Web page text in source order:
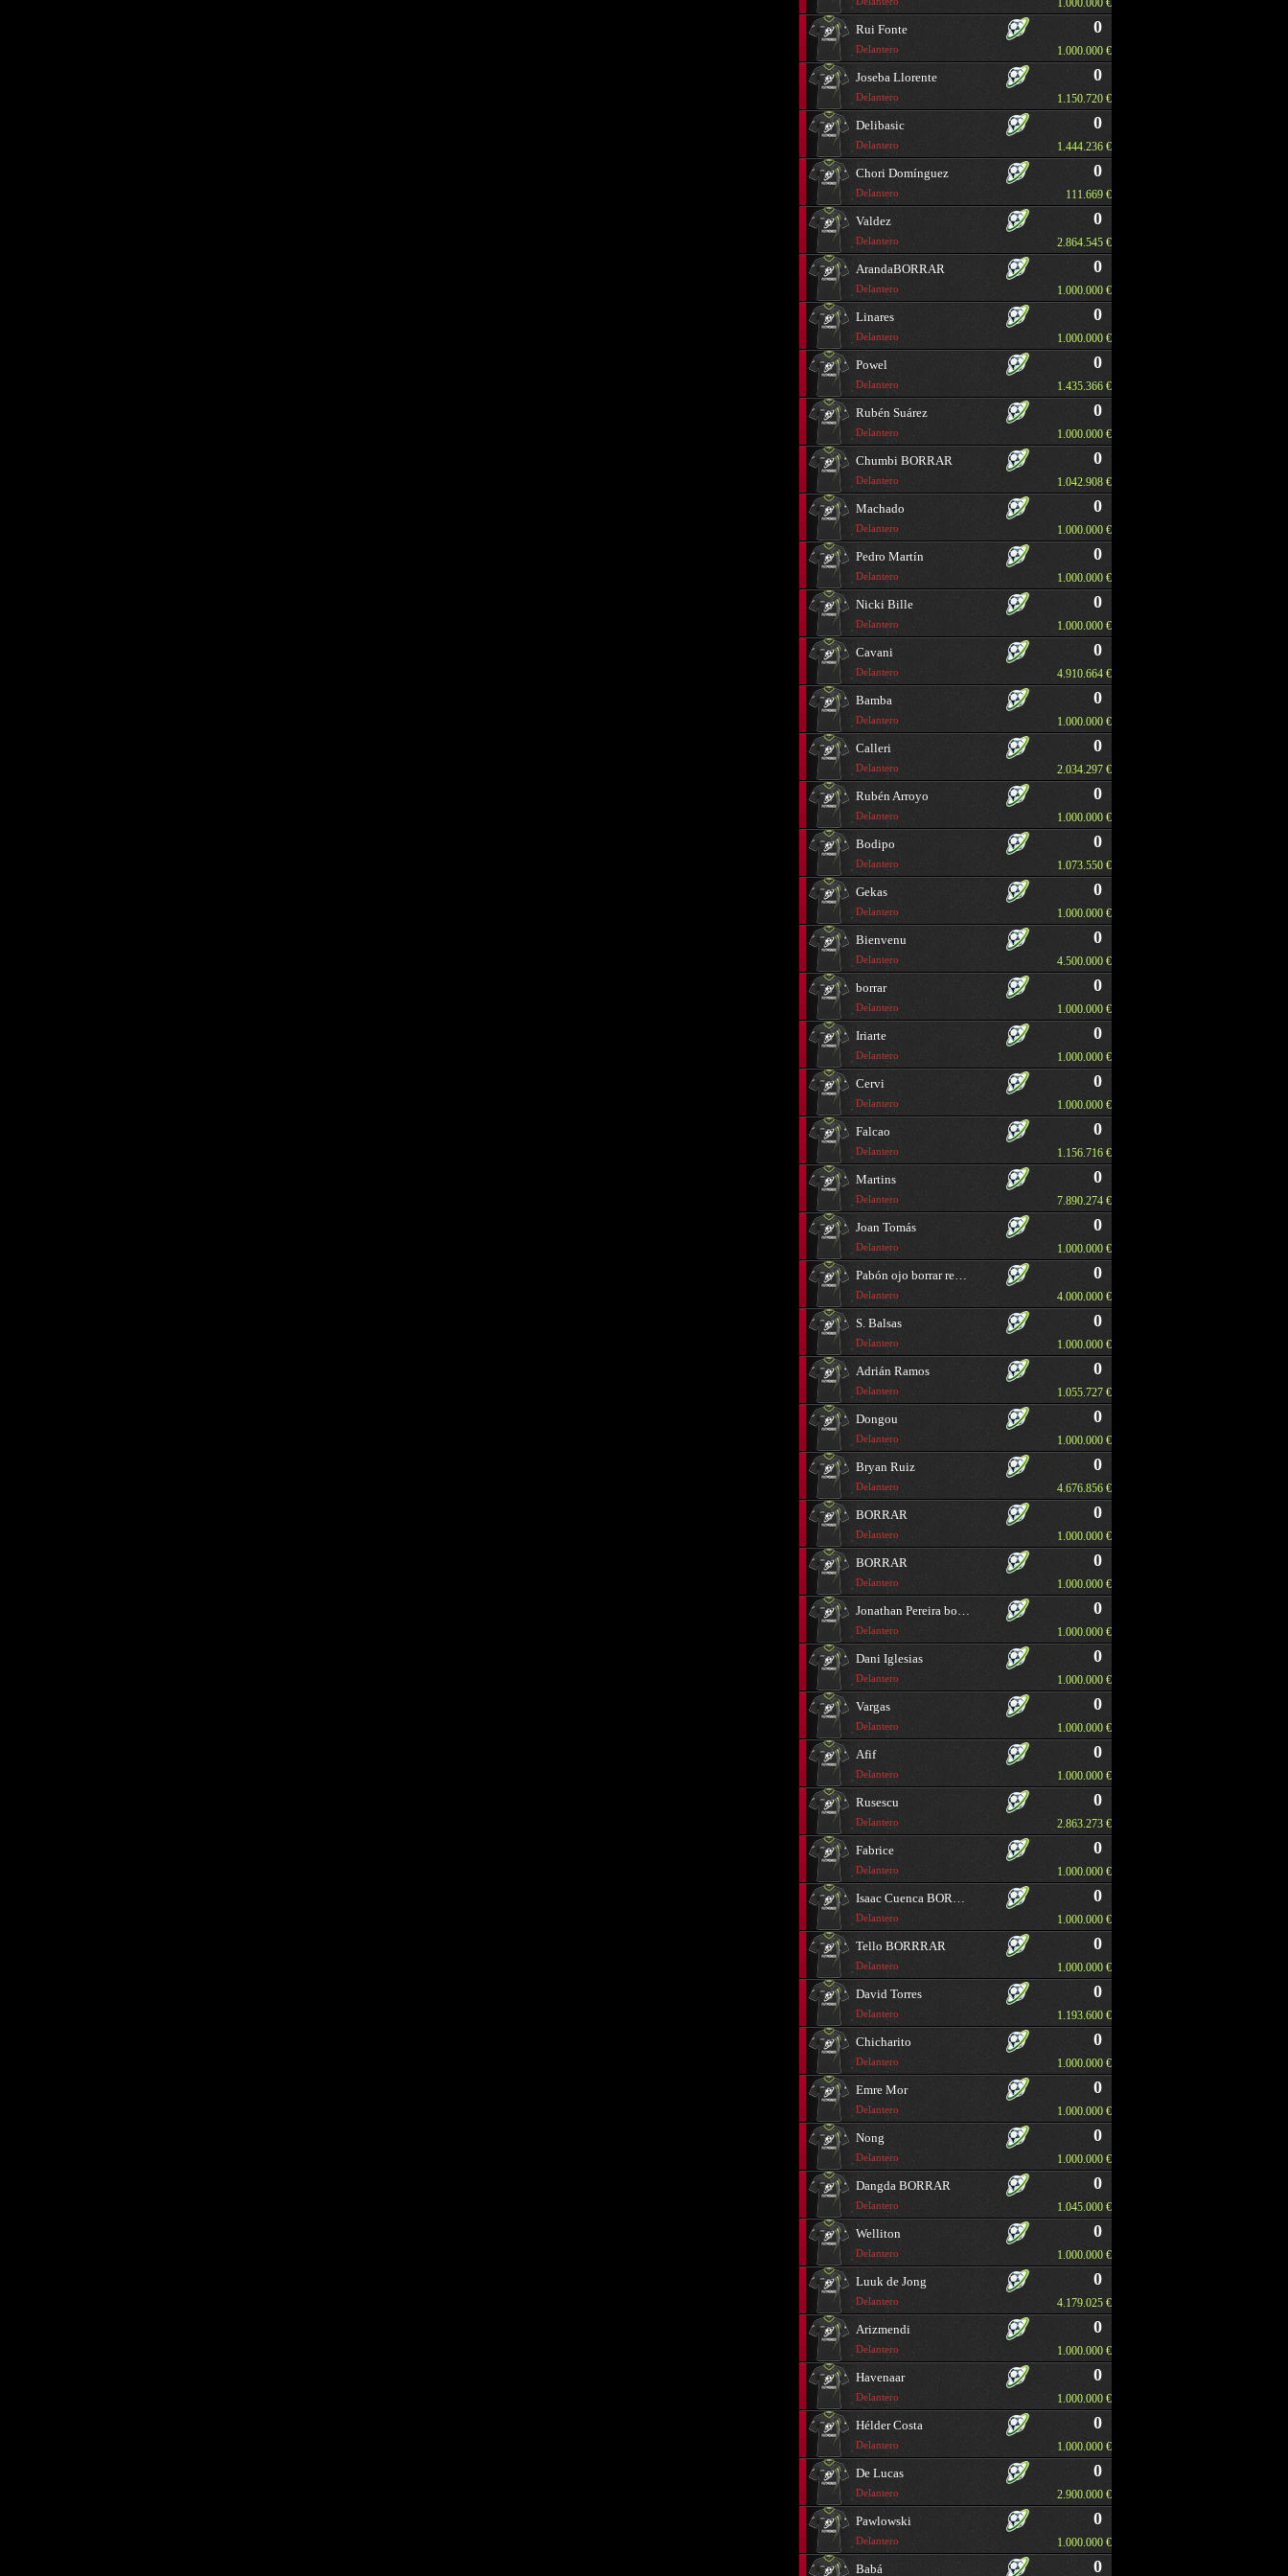
1.000.000 €
Rui Fonte
Delantero
0
1.000.000 €
Joseba Llorente
Delantero
0
1.150.720 €
Delibasic
Delantero
0
1.444.236 €
Chori Domínguez
Delantero
0
111.669 €
Valdez
Delantero
0
2.864.545 €
ArandaBORRAR
Delantero
0
1.000.000 €
Linares
Delantero
0
1.000.000 €
Powel
Delantero
0
1.435.366 €
Rubén Suárez
Delantero
0
1.000.000 €
Chumbi BORRAR
Delantero
0
1.042.908 €
Machado
Delantero
0
1.000.000 €
Pedro Martín
Delantero
0
1.000.000 €
Nicki Bille
Delantero
0
1.000.000 €
Cavani
Delantero
0
4.910.664 €
Bamba
Delantero
0
1.000.000 €
Calleri
Delantero
0
2.034.297 €
Rubén Arroyo
Delantero
0
1.000.000 €
Bodipo
Delantero
0
1.073.550 €
Gekas
Delantero
0
1.000.000 €
Bienvenu
Delantero
0
4.500.000 €
borrar
Delantero
0
1.000.000 €
Iriarte
Delantero
0
1.000.000 €
Cervi
Delantero
0
1.000.000 €
Falcao
Delantero
0
1.156.716 €
Martins
Delantero
0
7.890.274 €
Joan Tomás
Delantero
0
1.000.000 €
Pabón ojo borrar repetido
Delantero
0
4.000.000 €
S. Balsas
Delantero
0
1.000.000 €
Adrián Ramos
Delantero
0
1.055.727 €
Dongou
Delantero
0
1.000.000 €
Bryan Ruiz
Delantero
0
4.676.856 €
BORRAR
Delantero
0
1.000.000 €
BORRAR
Delantero
0
1.000.000 €
Jonathan Pereira borrar
Delantero
0
1.000.000 €
Dani Iglesias
Delantero
0
1.000.000 €
Vargas
Delantero
0
1.000.000 €
Afif
Delantero
0
1.000.000 €
Rusescu
Delantero
0
2.863.273 €
Fabrice
Delantero
0
1.000.000 €
Isaac Cuenca BORRAR
Delantero
0
1.000.000 €
Tello BORRRAR
Delantero
0
1.000.000 €
David Torres
Delantero
0
1.193.600 €
Chicharito
Delantero
0
1.000.000 €
Emre Mor
Delantero
0
1.000.000 €
Nong
Delantero
0
1.000.000 €
Dangda BORRAR
Delantero
0
1.045.000 €
Welliton
Delantero
0
1.000.000 €
Luuk de Jong
Delantero
0
4.179.025 €
Arizmendi
Delantero
0
1.000.000 €
Havenaar
Delantero
0
1.000.000 €
Hélder Costa
Delantero
0
1.000.000 €
De Lucas
Delantero
0
2.900.000 €
Pawlowski
Delantero
0
1.000.000 €
Babá 0